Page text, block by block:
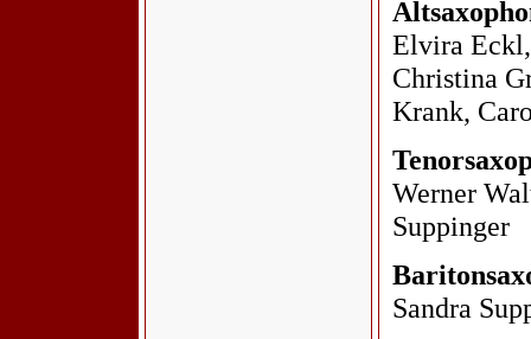
Elvira
Christina
Krank,
Werner
Suppinger
Sandra